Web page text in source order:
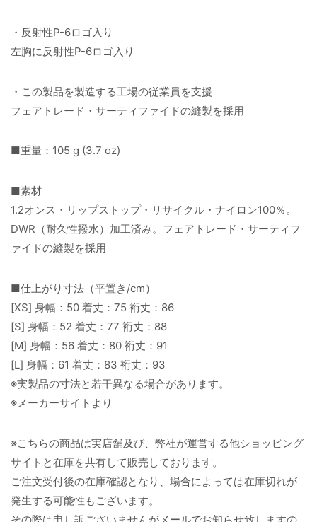
・反射性P-6ロゴ入り
左胸に反射性P-6ロゴ入り
・この製品を製造する工場の従業員を支援
フェアトレード・サーティファイドの縫製を採用
■重量：105 g (3.7 oz)
■素材
1.2オンス・リップストップ・リサイクル・ナイロン100％。
DWR（耐久性撥水）加工済み。フェアトレード・サーティフ
ァイドの縫製を採用
■仕上がり寸法（平置き/cm）
[XS] 身幅：50 着丈：75 裄丈：86
[S] 身幅：52 着丈：77 裄丈：88
[M] 身幅：56 着丈：80 裄丈：91
[L] 身幅：61 着丈：83 裄丈：93
※実製品の寸法と若干異なる場合があります。
※メーカーサイトより
※こちらの商品は実店舗及び、弊社が運営する他ショッピング
サイトと在庫を共有して販売しております。
ご注文受付後の在庫確認となり、場合によっては在庫切れが
発生する可能性もございます。
その際は申し訳ございませんがメールでお知らせ致しますの